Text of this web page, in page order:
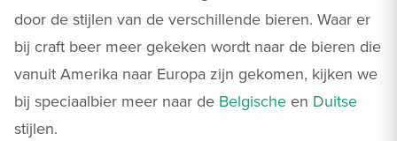
door de stijlen van de verschillende bieren. Waar er
bij craft beer meer gekeken wordt naar de bieren die
vanuit Amerika naar Europa zijn gekomen, kijken we
bij speciaalbier meer naar de Belgische en Duitse
stijlen.